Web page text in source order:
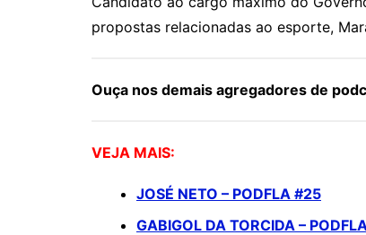
propostas relacionadas ao esporte,
Ouça nos demais agregadores de
VEJA MAIS:
JOSÉ NETO – PODFLA #25
GABIGOL DA TORCIDA –